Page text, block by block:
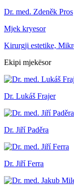
Dr. med. Zdeněk Pros
Mjek kryesor
Kirurgji estetike,
Ekipi mjekësor
Dr. Lukáš Frajer
Dr. Jiří Paděra
Dr. Jiří Ferra